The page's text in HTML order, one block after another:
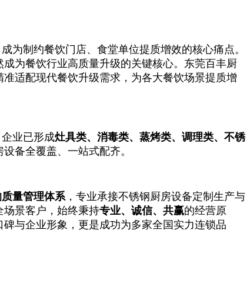
为制约餐饮门店、食堂单位提质增效的核心痛点。
成为餐饮行业高质量升级的关键核心。东莞百丰厨
适配现代餐饮升级需求，为各大餐饮场景提质增
业已形成灶具类、消毒类、蒸烤类、调理类、不锈
备全覆盖、一站式配齐。
量管理体系 ，专业承接不锈钢厨房设备定制生产与
场景客户，始终秉持专业、诚信、共赢的经营原
与企业形象，更是成功为多家全国实力连锁品